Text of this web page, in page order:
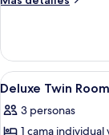
individuales,
matrimoniales
(디
럭
스
Deluxe
con
2
individuales,
2
Abrir
todas
las
7
Deluxe Twin
3 personas
1 cama individual